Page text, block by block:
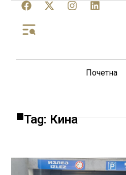
Почетна
Tag: Кина